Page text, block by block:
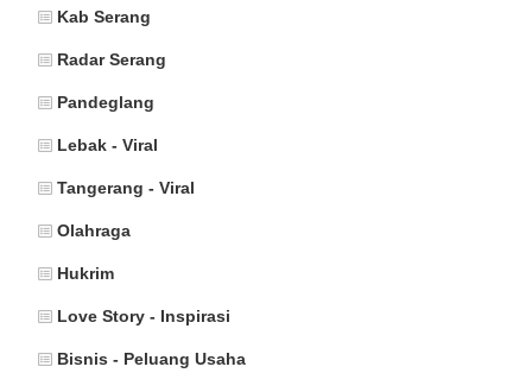
Kab Serang
Radar Serang
Pandeglang
Lebak - Viral
Tangerang - Viral
Olahraga
Hukrim
Love Story - Inspirasi
Bisnis - Peluang Usaha